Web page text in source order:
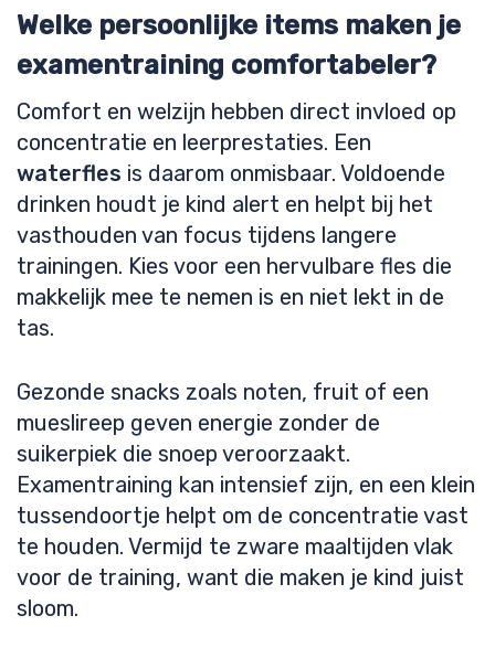
Welke persoonlijke items maken je
examentraining comfortabeler?
Comfort en welzijn hebben direct invloed op
concentratie en leerprestaties. Een
waterfles is daarom onmisbaar. Voldoende
drinken houdt je kind alert en helpt bij het
vasthouden van focus tijdens langere
trainingen. Kies voor een hervulbare fles die
makkelijk mee te nemen is en niet lekt in de
tas.
Gezonde snacks zoals noten, fruit of een
mueslireep geven energie zonder de
suikerpiek die snoep veroorzaakt.
Examentraining kan intensief zijn, en een klein
tussendoortje helpt om de concentratie vast
te houden. Vermijd te zware maaltijden vlak
voor de training, want die maken je kind juist
sloom.